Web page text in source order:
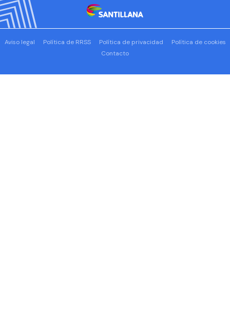
Aviso legal Política de RRSS Política de privacidad
Política de cookies
Contacto